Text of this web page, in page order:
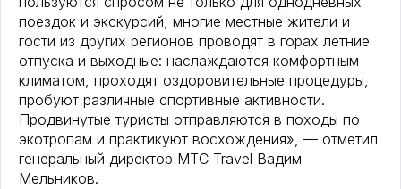
поездок и экскурсий, многие местные жители и
гости из других регионов проводят в горах летние
отпуска и выходные: наслаждаются комфортным
климатом, проходят оздоровительные процедуры,
пробуют различные спортивные активности.
Продвинутые туристы отправляются в походы по
экотропам и практикуют восхождения», — отметил
генеральный директор МТС Travel Вадим
Мельников.